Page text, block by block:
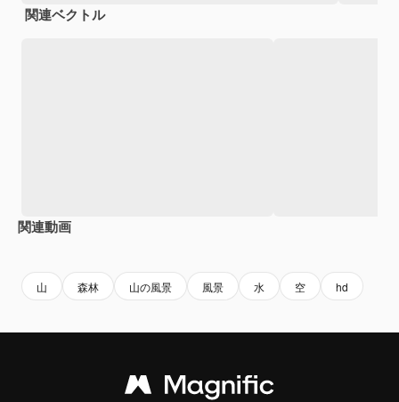
関連ベクトル
関連動画
山 森林 山の風景 風景 水 空 hd